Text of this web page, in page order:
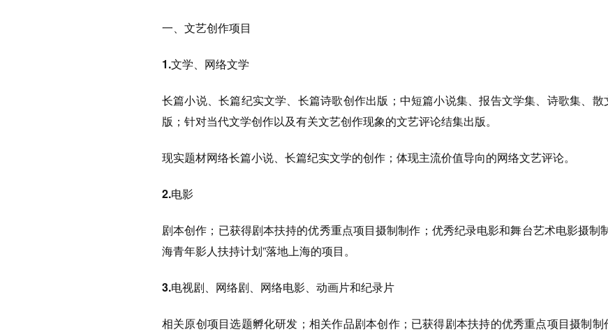
一、文艺创作项目
1.文学、网络文学
长篇小说、长篇纪实文学、长篇诗歌创作出版；中短篇小说集、报告文学集、诗歌集、散
版；针对当代文学创作以及有关文艺创作现象的文艺评论结集出版。
现实题材网络长篇小说、长篇纪实文学的创作；体现主流价值导向的网络文艺评论。
2.电影
剧本创作；已获得剧本扶持的优秀重点项目摄制制作；优秀纪录电影和舞台艺术电影摄制
海青年影人扶持计划”落地上海的项目。
3.电视剧、网络剧、网络电影、动画片和纪录片
相关原创项目选题孵化研发；相关作品剧本创作；已获得剧本扶持的优秀重点项目摄制制